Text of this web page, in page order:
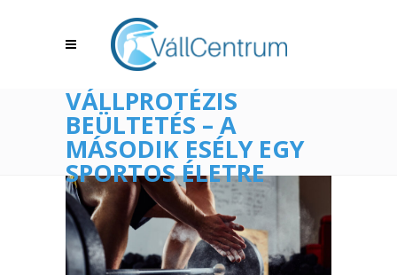
VÁLLPROTÉZIS
BEÜLTETÉS – A
MÁSODIK ESÉLY EGY
SPORTOS ÉLETRE